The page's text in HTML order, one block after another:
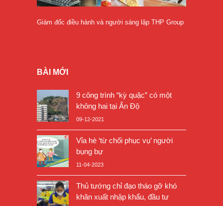
Giám đốc điều hành và người sáng lập THP Group
BÀI MỚI
9 công trình “kỳ quặc” có một
không hai tại Ấn Độ
09-12-2021
Vỉa hè ‘từ chối phục vụ’ người
bụng bự
11-04-2023
Thủ tướng chỉ đạo tháo gỡ khó
khăn xuất nhập khẩu, đầu tư